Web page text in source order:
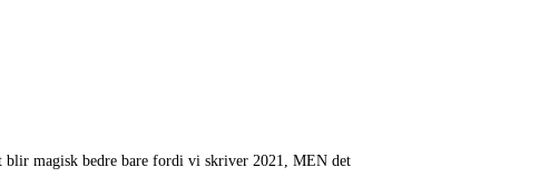
blir magisk bedre bare fordi vi skriver 2021, MEN det